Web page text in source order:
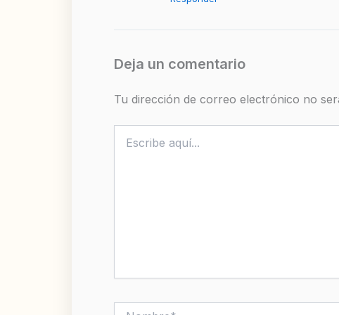
Deja un comentario
Tu dirección de correo electrónico no
aquí...